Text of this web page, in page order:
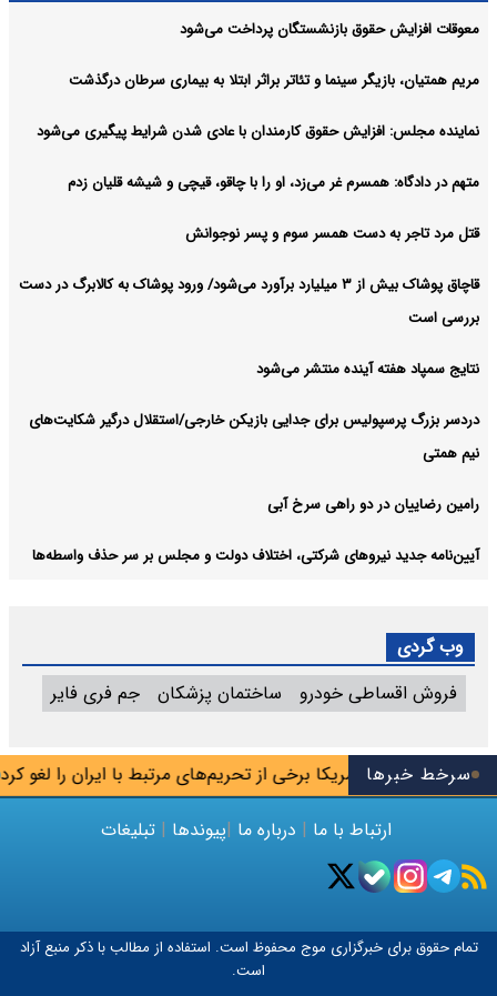
سرخط خبرهاآمریکا برخی از تحریم‌های مرتبط با ایران را لغو کرد
معوقات افزایش حقوق بازنشستگان پرداخت می‌شود
مریم همتیان، بازیگر سینما و تئاتر براثر ابتلا به بیماری سرطان درگذشت
نماینده مجلس: افزایش حقوق کارمندان با عادی شدن شرایط پیگیری می‌شود
متهم در دادگاه: همسرم غر می‌زد، او را با چاقو، قیچی و شیشه قلیان زدم
قتل مرد تاجر به دست همسر سوم و پسر نوجوانش
قاچاق پوشاک بیش از ۳ میلیارد برآورد می‌شود/ ورود پوشاک به کالابرگ در دست
بررسی است
نتایج سمپاد هفته آینده منتشر می‌شود
دردسر بزرگ پرسپولیس برای جدایی بازیکن خارجی/استقلال درگیر شکایت‌های
نیم همتی
رامین رضاییان در دو راهی سرخ آبی
آیین‌نامه جدید نیروهای شرکتی، اختلاف دولت و مجلس بر سر حذف واسطه‌ها
وب گردی
فروش اقساطی خودرو
ساختمان پزشکان جم فری فایر
ارتباط با ما | درباره ما |پیوندها | تبلیغات
تمام حقوق برای خبرگزاری موج محفوظ است. استفاده از مطالب با ذکر منبع آزاد
است.